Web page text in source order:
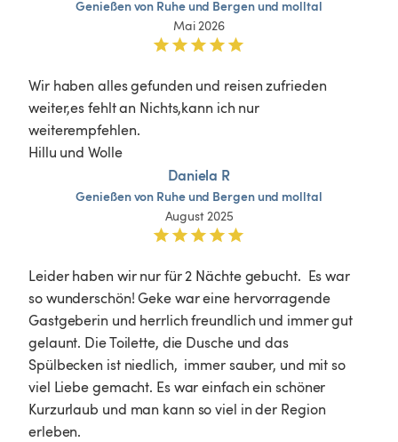
Genießenvon Ruhe und Bergen und molltal
Mai 2026
Wir haben alles gefunden und reisen zufrieden
weiter,es fehlt an Nichts,kann ich nur
weiterempfehlen.
Hillu und Wolle
Daniela R
Genießenvon Ruhe und Bergen und molltal
August 2025
Leider haben wir nur für 2 Nächte gebucht.  Es war
so wunderschön! Geke war eine hervorragende
Gastgeberin und herrlich freundlich und immer gut
gelaunt. Die Toilette, die Dusche und das
Spülbecken ist niedlich,  immer sauber, und mit so
viel Liebe gemacht. Es war einfach ein schöner
Kurzurlaub und man kann so viel in der Region
erleben.